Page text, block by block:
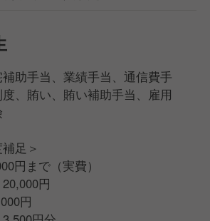
助手当、業績手当、通信費手
、賄い、賄い補助手当、雇用
足＞
円まで（実費）
円
円